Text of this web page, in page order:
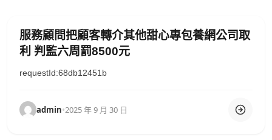
服務顧問把顧客轉介其他甜心專包養網公司取
利 判監六周罰8500元
requestId:68db12451b
admin•2025 年 9 月 30 日